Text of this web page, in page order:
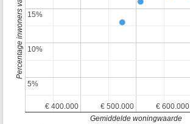
€ 400.000
€ 400.000 € 500.000
€ 500.000 € 600.000
€ 600.000
5%
5%
10%
10%
15%
15%
Gemiddelde woningwaarde